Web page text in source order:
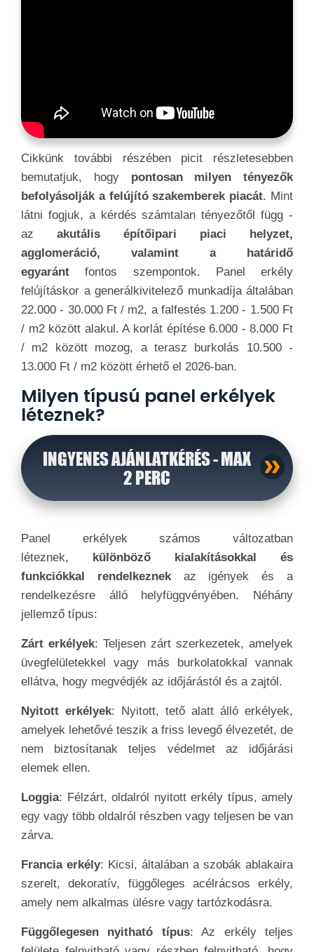
Cikkünk további részében picit részletesebben
bemutatjuk, hogypontosan milyen tényezők
befolyásolják a felújító szakemberek piacát. Mint
látni fogjuk, a kérdés számtalan tényezőtől függ -
az akutális építőipari piaci helyzet,
agglomeráció, valamint a határidő
egyarántfontos szempontok. Panel erkély
felújításkor a generálkivitelező munkadíja általában
22.000 - 30.000 Ft / m2, a falfestés 1.200 - 1.500 Ft
/ m2 között alakul. A korlát építése 6.000 - 8.000 Ft
/ m2 között mozog, a terasz burkolás 10.500 -
13.000 Ft / m2 között érhető el 2026-ban.
Milyen típusú panel erkélyek
léteznek?
INGYENES AJÁNLATKÉRÉS - MAX
2 PERC
Panel erkélyek számos változatban
léteznek, különböző kialakításokkal és
funkciókkal rendelkeznekaz igények és a
rendelkezésre álló helyfüggvényében. Néhány
jellemző típus:
Zárt erkélyek: Teljesen zárt szerkezetek, amelyek
üvegfelületekkel vagy más burkolatokkal vannak
ellátva, hogy megvédjék az időjárástól és a zajtól.
Nyitott erkélyek: Nyitott, tető alatt álló erkélyek,
amelyek lehetővé teszik a friss levegő élvezetét, de
nem biztosítanak teljes védelmet az időjárási
elemek ellen.
Loggia: Félzárt, oldalról nyitott erkély típus, amely
egy vagy több oldalról részben vagy teljesen be van
zárva.
Francia erkély: Kicsi, általában a szobák ablakaira
szerelt, dekoratív, függőleges acélrácsos erkély,
amely nem alkalmas ülésre vagy tartózkodásra.
Függőlegesen nyitható típus: Az erkély teljes